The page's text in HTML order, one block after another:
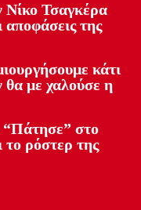
Νίκο Τσαγκέρα
της
κάτι
με χαλούσε η
“Πάτησε” στο
το ρόστερ της